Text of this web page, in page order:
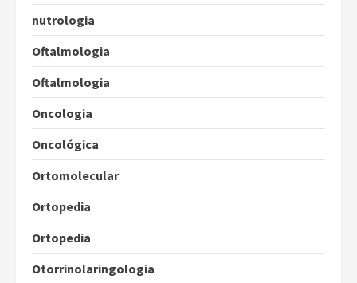
nutrologia
Oftalmologia
Oftalmologia
Oncologia
Oncológica
Ortomolecular
Ortopedia
Ortopedia
Otorrinolaringologia